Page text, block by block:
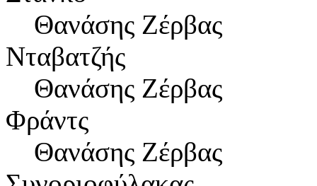
Θανάσης Ζέρβας
Νταβατζής
Θανάσης Ζέρβας
Φράντς
Θανάσης Ζέρβας